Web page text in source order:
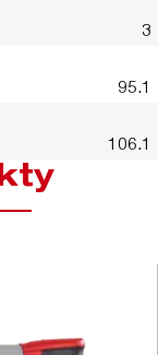
3
95.1
106.1